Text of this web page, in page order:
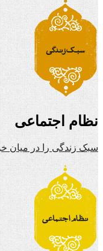
نظام اجتماعی
سبک زندگی را در میان